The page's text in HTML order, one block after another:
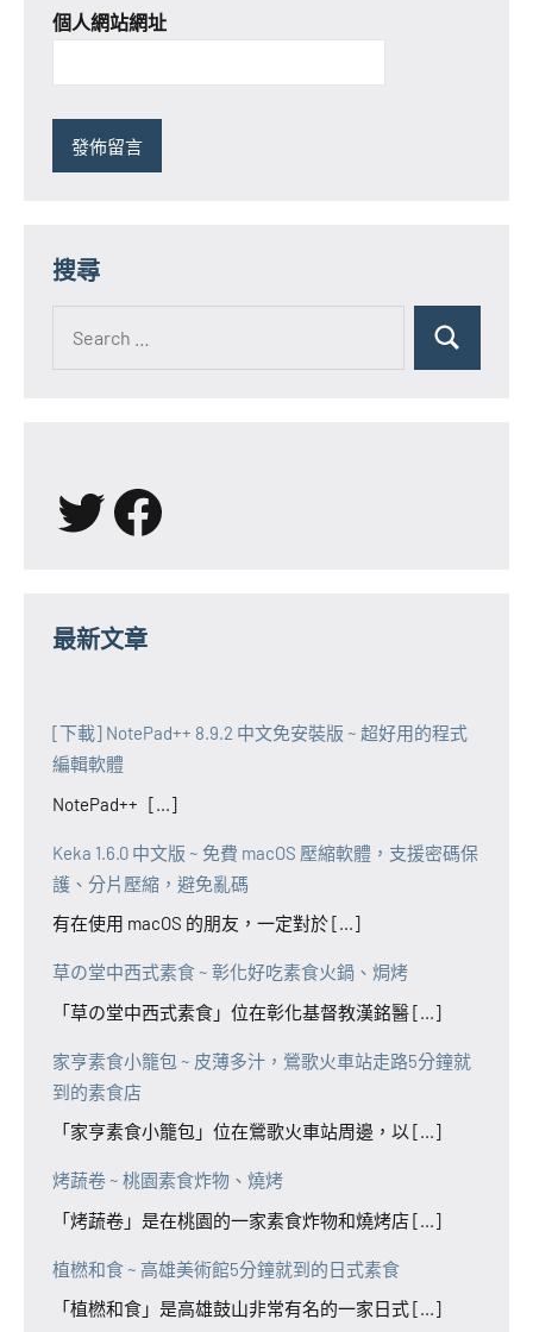
個人網站網址
搜尋
for:
Search
X Facebook
最新文章
[下載] NotePad++ 8.9.2 中文免安裝版 ~ 超好用的程式
編輯軟體
NotePad++ [...]
Keka 1.6.0 中文版 ~ 免費 macOS 壓縮軟體，支援密碼保
護、分片壓縮，避免亂碼
有在使用 macOS 的朋友，一定對於 [...]
草の堂中西式素食 ~ 彰化好吃素食火鍋、焗烤
「草の堂中西式素食」位在彰化基督教漢銘醫 [...]
家亨素食小籠包 ~ 皮薄多汁，鶯歌火車站走路5分鐘就
到的素食店
「家亨素食小籠包」位在鶯歌火車站周邊，以 [...]
烤蔬卷 ~ 桃園素食炸物、燒烤
「烤蔬卷」是在桃園的一家素食炸物和燒烤店 [...]
植橪和食 ~ 高雄美術館5分鐘就到的日式素食
「植橪和食」是高雄鼓山非常有名的一家日式 [...]